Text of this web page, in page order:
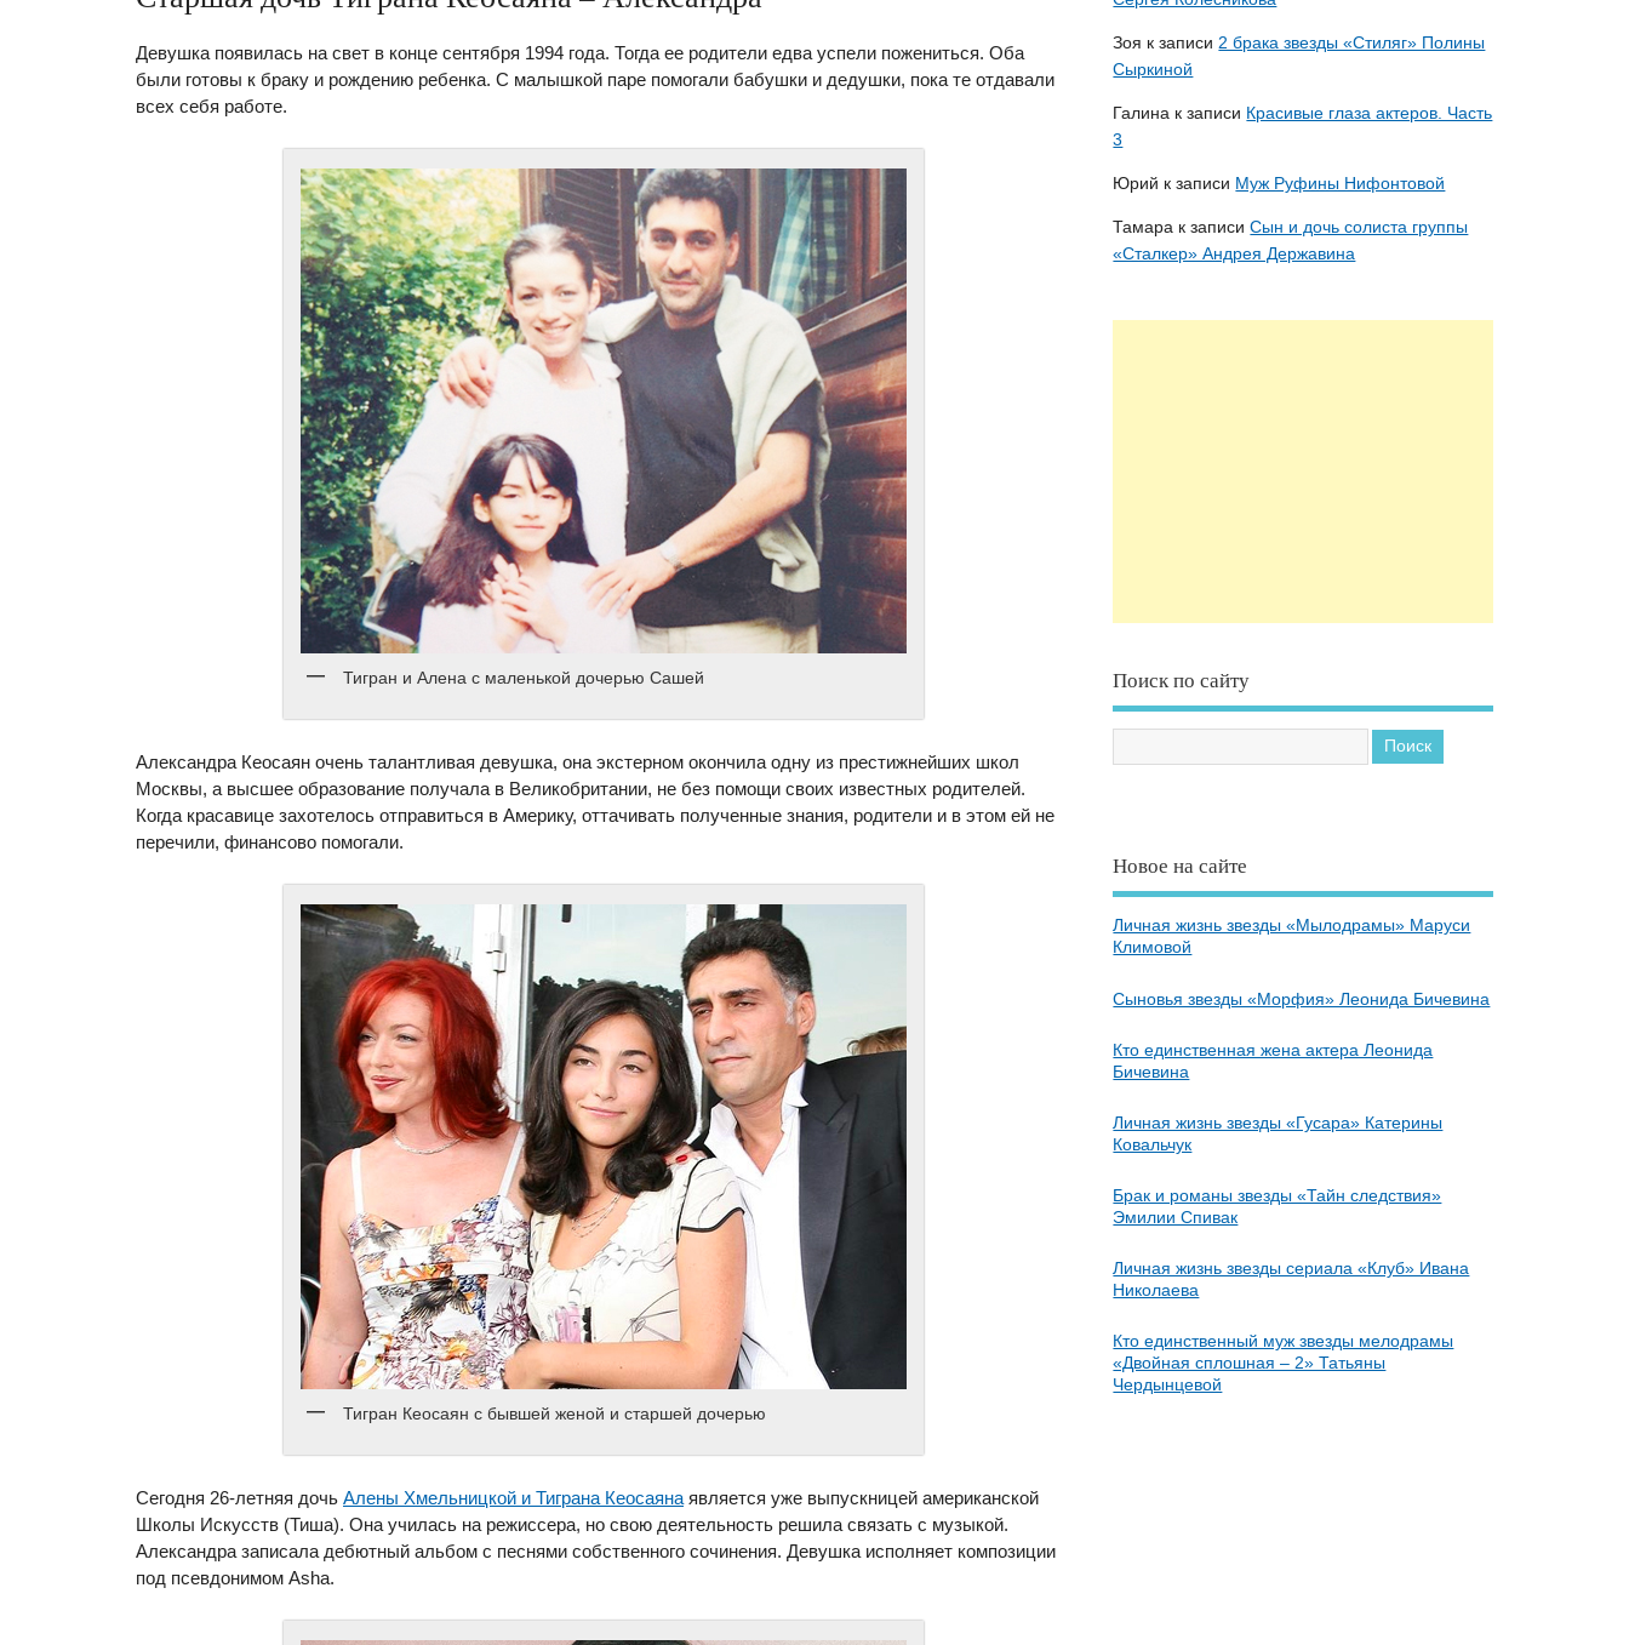
Девушка появилась на свет в конце сентября 1994 года. Тогда ее родители едва успели пожениться. Оба
были готовы к браку и рождению ребенка. С малышкой паре помогали бабушки и дедушки, пока те отдавали
всех себя работе.
Тигран и Алена с маленькой дочерью Сашей
Александра Кеосаян очень талантливая девушка, она экстерном окончила одну из престижнейших школ
Москвы, а высшее образование получала в Великобритании, не без помощи своих известных родителей.
Когда красавице захотелось отправиться в Америку, оттачивать полученные знания, родители и в этом ей не
перечили, финансово помогали.
Тигран Кеосаян с бывшей женой и старшей дочерью
Сегодня 26-летняя дочь Алены Хмельницкой и Тиграна Кеосаяна является уже выпускницей американской
Школы Искусств (Тиша). Она училась на режиссера, но свою деятельность решила связать с музыкой.
Александра записала дебютный альбом с песнями собственного сочинения. Девушка исполняет композиции
под псевдонимом Asha.
Зоя к записи 2 брака звезды «Стиляг» Полины
Сыркиной
Галина к записи Красивые глаза актеров. Часть
3
Юрий к записи Муж Руфины Нифонтовой
Тамара к записиСын и дочь солиста группы
«Сталкер» Андрея Державина
Поиск по сайту
Новое на сайте
Личная жизнь звезды «Мылодрамы» Маруси
Климовой
Сыновья звезды «Морфия» Леонида Бичевина
Кто единственная жена актера Леонида
Бичевина
Личная жизнь звезды «Гусара» Катерины
Ковальчук
Брак и романы звезды «Тайн следствия»
Эмилии Спивак
Личная жизнь звезды сериала «Клуб» Ивана
Николаева
Кто единственный муж звезды мелодрамы
«Двойная сплошная – 2» Татьяны
Чердынцевой